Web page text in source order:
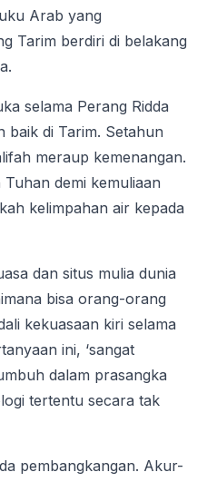
Arab yang
Tarim berdiri di belakang
selama Perang Ridda
baik di Tarim. Setahun
meraup kemenangan.
demi kemuliaan
kelimpahan air kepada
dan situs mulia dunia
bisa orang-orang
kekuasaan kiri selama
ini, ‘sangat
dalam prasangka
tertentu secara tak
pembangkangan. Akur-